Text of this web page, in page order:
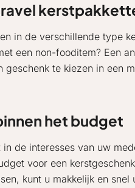
in de verschillende type
een non-fooditem? Een
geschenk te kiezen in een
het budget
de interesses van uw
voor een
kunt u makkelijk en